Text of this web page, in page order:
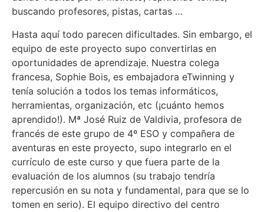
buscando profesores, pistas, cartas …
Hasta aquí todo parecen dificultades. Sin embargo, el
equipo de este proyecto supo convertirlas en
oportunidades de aprendizaje. Nuestra colega
francesa, Sophie Bois, es embajadora eTwinning y
tenía solución a todos los temas informáticos,
herramientas, organización, etc (¡cuánto hemos
aprendido!). Mª José Ruiz de Valdivia, profesora de
francés de este grupo de 4º ESO y compañera de
aventuras en este proyecto, supo integrarlo en el
currículo de este curso y que fuera parte de la
evaluación de los alumnos (su trabajo tendría
repercusión en su nota y fundamental, para que se lo
tomen en serio). El equipo directivo del centro